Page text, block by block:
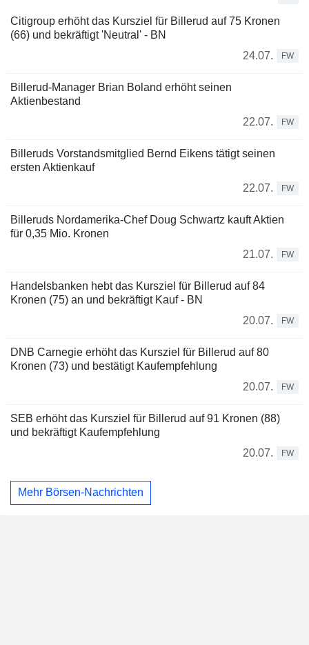
Citigroup erhöht das Kursziel für Billerud auf 75 Kronen
(66) und bekräftigt 'Neutral' - BN
24.07.
FW
Billerud-Manager Brian Boland erhöht seinen
Aktienbestand
22.07.
FW
Billeruds Vorstandsmitglied Bernd Eikens tätigt seinen
ersten Aktienkauf
22.07.
FW
Billeruds Nordamerika-Chef Doug Schwartz kauft Aktien
für 0,35 Mio. Kronen
21.07.
FW
Handelsbanken hebt das Kursziel für Billerud auf 84
Kronen (75) an und bekräftigt Kauf - BN
20.07.
FW
DNB Carnegie erhöht das Kursziel für Billerud auf 80
Kronen (73) und bestätigt Kaufempfehlung
20.07.
FW
SEB erhöht das Kursziel für Billerud auf 91 Kronen (88)
und bekräftigt Kaufempfehlung
20.07.
FW
Mehr Börsen-Nachrichten